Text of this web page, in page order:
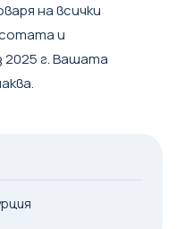
на всички
и
2025 г. Вашата